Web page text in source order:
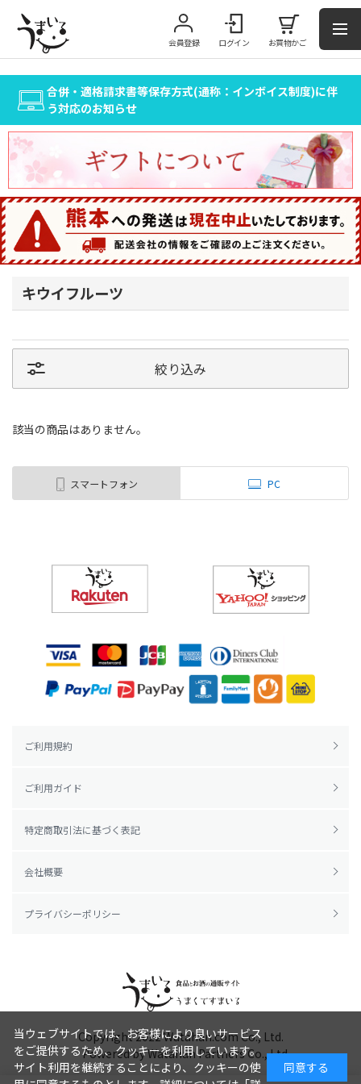
会員登録 ログイン お買物かご
合併・適格請求書等保存方式(通称：インボイス制度)に伴
う対応のお知らせ
キウイフルーツ
絞り込み
該当の商品はありません。
スマートフォン PC
ご利用規約
ご利用ガイド
特定商取引法に基づく表記
会社概要
プライバシーポリシー
Copyright 2022Watahan.com Co., Ltd.
Powered by Watahan Partners Co., Ltd.
当ウェブサイトでは、お客様により良いサービス
をご提供するため、クッキーを利用しています。
サイト利用を継続することにより、クッキーの使
同意する